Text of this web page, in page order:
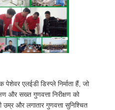
एलईडी डिस्प्ले निर्माता हैं, जो
और सख्त गुणवत्ता निरीक्षण को
और लगातार गुणवत्ता सुनिश्चित